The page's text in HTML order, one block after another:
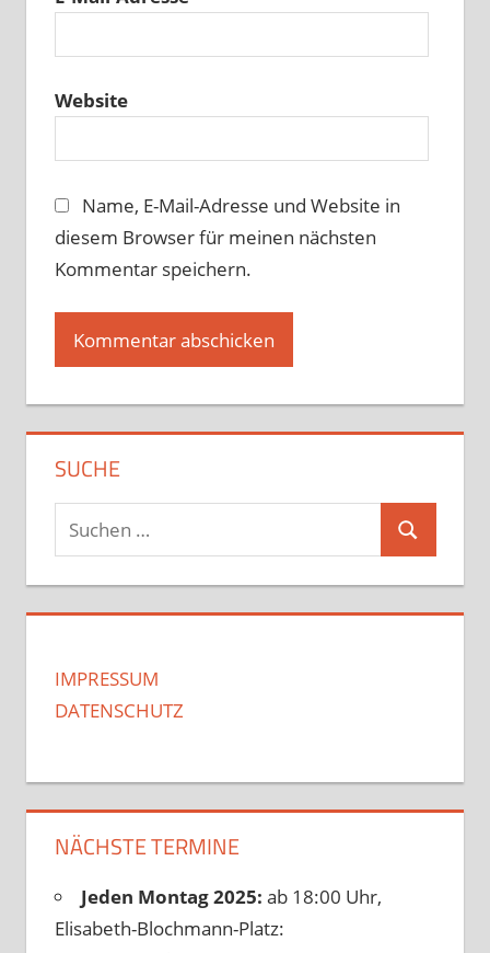
Website
Name, E-Mail-Adresse und Website in
diesem Browser für meinen nächsten
Kommentar speichern.
SUCHE
Suchen
nach:
Suchen
IMPRESSUM
DATENSCHUTZ
NÄCHSTE TERMINE
Jeden Montag 2025: ab 18:00 Uhr,
Elisabeth-Blochmann-Platz: